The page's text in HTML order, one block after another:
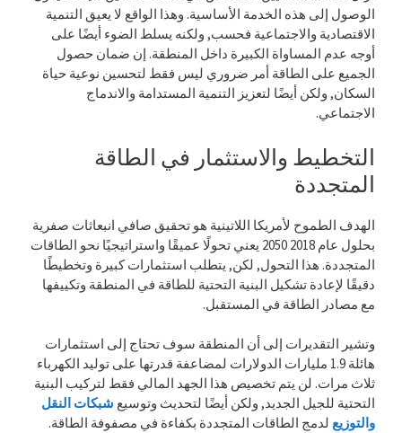
الوصول إلى هذه الخدمة الأساسية. وهذا الواقع لا يعيق التنمية
الاقتصادية والاجتماعية فحسب, ولكنه يسلط الضوء أيضًا على
أوجه عدم المساواة الكبيرة داخل المنطقة. إن ضمان حصول
الجميع على الطاقة أمر ضروري ليس فقط لتحسين نوعية حياة
السكان, ولكن أيضًا لتعزيز التنمية المستدامة والاندماج
الاجتماعي.
التخطيط والاستثمار في الطاقة
المتجددة
الهدف الطموح لأمريكا اللاتينية هو تحقيق صافي انبعاثات صفرية
بحلول عام 2018 2050 يعني تحولًا عميقًا واستراتيجيًا نحو الطاقات
المتجددة. هذا التحول, لكن, يتطلب استثمارات كبيرة وتخطيطًا
دقيقًا لإعادة تشكيل البنية التحتية للطاقة في المنطقة وتكييفها
مع مصادر الطاقة في المستقبل.
وتشير التقديرات إلى أن المنطقة سوف تحتاج إلى استثمارات
هائلة 1.9 مليارات الدولارات لمضاعفة قدرتها على توليد الكهرباء
ثلاث مرات. لن يتم تخصيص هذا الجهد المالي فقط لتركيب البنية
التحتية للجيل الجديد, ولكن أيضًا لتحديث وتوسيع شبكات النقل
والتوزيع لدمج الطاقات المتجددة بكفاءة في مصفوفة الطاقة.